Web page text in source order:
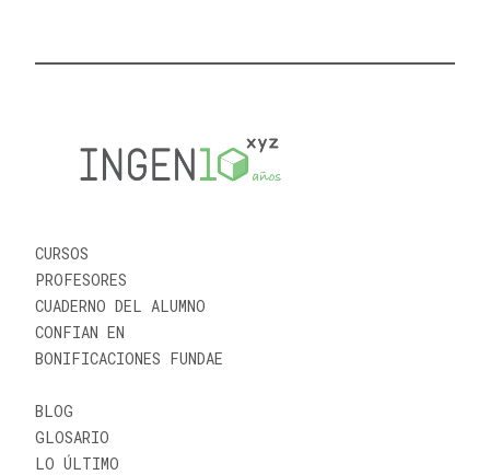
CURSOS
PROFESORES
CUADERNO DEL ALUMNO
CONFIAN EN
BONIFICACIONES FUNDAE
BLOG
GLOSARIO
LO ÚLTIMO